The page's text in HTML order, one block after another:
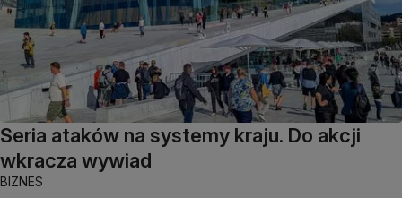
Seria ataków na systemy kraju. Do akcji
wkracza wywiad
BIZNES